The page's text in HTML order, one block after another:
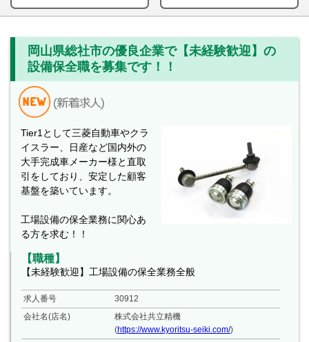
岡山県総社市の優良企業で【未経験歓迎】の
設備保全職を募集です！！
Tier1として三菱自動車やクラ
イスラー、日産など国内外の
大手完成車メーカー様と直取
引をしており、安定した顧客
基盤を築いています。
工場設備の保全業務に関心あ
る方を求む！！
【職種】
【未経験歓迎】工場設備の保全業務全般
求人番号
30912
会社名(店名)
株式会社共立精機
(https://www.kyoritsu-seiki.com/)